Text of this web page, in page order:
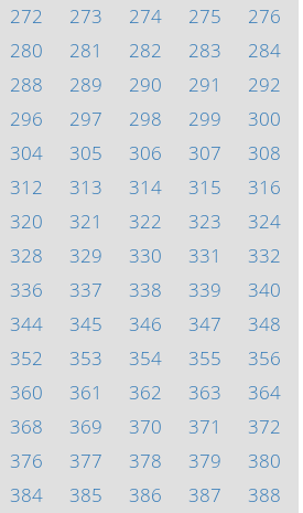
272 273 274 275
276
280 281 282 283
284
288 289 290 291
292
296 297 298 299
300
304 305 306 307
308
312 313 314 315
316
320 321 322 323
324
328 329 330 331
332
336 337 338 339
340
344 345 346 347
348
352 353 354 355
356
360 361 362 363
364
368 369 370 371
372
376 377 378 379
380
384 385 386 387 388